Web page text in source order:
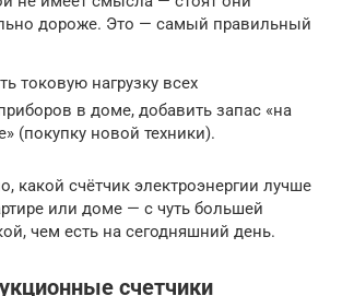
дороже. Это — самый правильный
токовую нагрузку всех
в доме, добавить запас «на
(покупку новой техники).
какой счётчик электроэнергии лучше
или доме — с чуть большей
чем есть на сегодняшний день.
счетчики